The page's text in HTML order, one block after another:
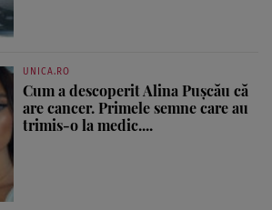
UNICA.RO
Cum a descoperit Alina Pușcău că
are cancer. Primele semne care au
trimis-o la medic....